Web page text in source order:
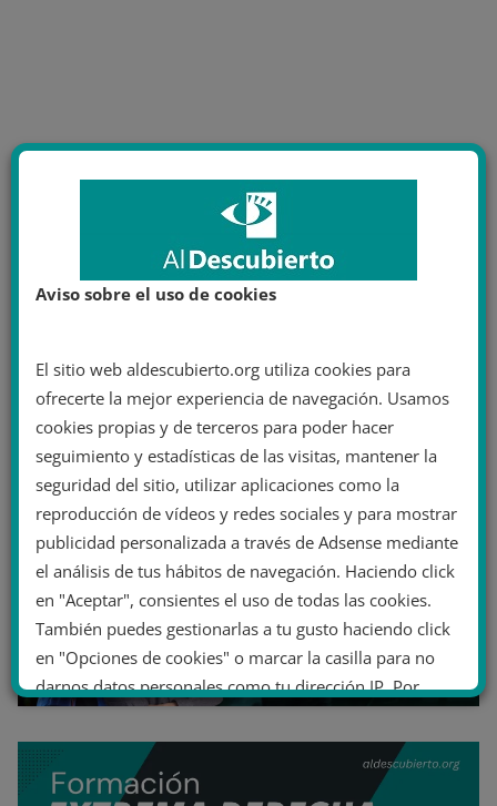
Aviso sobre el uso de cookies
El sitio web aldescubierto.org utiliza cookies para
ofrecerte la mejor experiencia de navegación. Usamos
cookies propias y de terceros para poder hacer
seguimiento y estadísticas de las visitas, mantener la
seguridad del sitio, utilizar aplicaciones como la
reproducción de vídeos y redes sociales y para mostrar
publicidad personalizada a través de Adsense mediante
el análisis de tus hábitos de navegación. Haciendo click
en "Aceptar", consientes el uso de todas las cookies.
También puedes gestionarlas a tu gusto haciendo click
en "Opciones de cookies" o marcar la casilla para no
darnos datos personales como tu dirección IP. Por
No dar mi información personal